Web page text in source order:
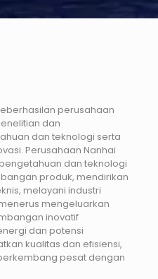
perusahaan
dan
dan teknologi serta
Perusahaan Nanhai
dan teknologi
produk, mendirikan
melayani industri
mengeluarkan
inovatif
dan potensi
kualitas dan efisiensi,
pesat dengan